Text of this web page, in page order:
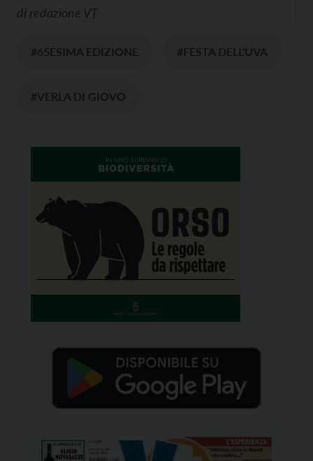
di redazione VT
#65ESIMA EDIZIONE #FESTA DELL'UVA
#VERLA DI GIOVO